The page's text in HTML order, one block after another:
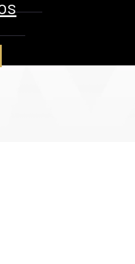
Inc. Todos los derechos reservados.